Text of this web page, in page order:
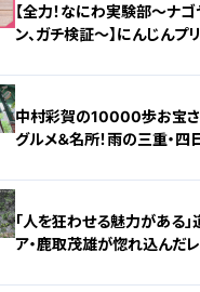
【全力！なにわ実験部～ナ
ン、ガチ検証～】にんじんプ
中村彩賀の10000歩お宝さ
グルメ＆名所！雨の三重・四
「人を狂わせる魅力がある」
ア・鹿取茂雄が惚れ込んだ